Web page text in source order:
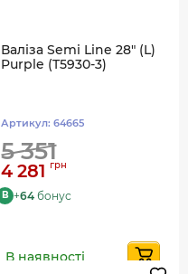
Валіза Semi Line 28" (L)
Purple (T5930-3)
Артикул: 64665
5 351
4 281 грн
B +64 бонус
В наявності